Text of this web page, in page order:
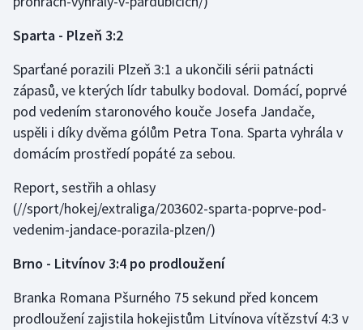
Stolní tenis
Veslování
Vodní slalom
Ostatní
Sparta - Plzeň 3:2
Sparťané porazili Plzeň 3:1 a ukončili sérii patnácti
zápasů, ve kterých lídr tabulky bodoval. Domácí, poprvé
pod vedením staronového kouče Josefa Jandače,
uspěli i díky dvěma gólům Petra Tona. Sparta vyhrála v
domácím prostředí popáté za sebou.
Report, sestřih a ohlasy
(//sport/hokej/extraliga/203602-sparta-poprve-pod-
vedenim-jandace-porazila-plzen/)
Brno - Litvínov 3:4 po prodloužení
Branka Romana Pšurného 75 sekund před koncem
prodloužení zajistila hokejistům Litvínova vítězství 4:3 v